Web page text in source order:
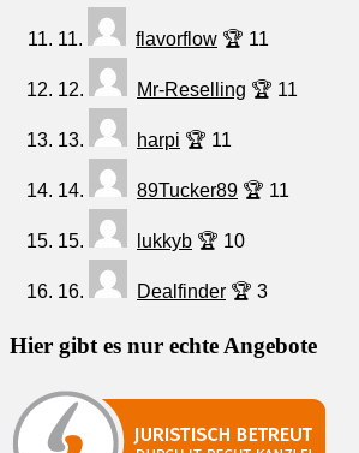
11. flavorflow 🏆 11
12. Mr-Reselling 🏆 11
13. harpi 🏆 11
14. 89Tucker89 🏆 11
15. lukkyb 🏆 10
16. Dealfinder 🏆 3
Hier gibt es nur echte Angebote